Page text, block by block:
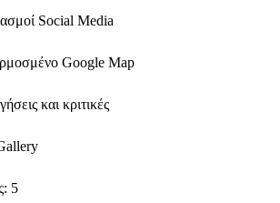
Social Media
Google Map
και κριτικές
5